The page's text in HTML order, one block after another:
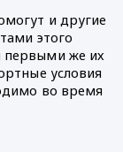
и другие
этого
первыми же их
условия
во время